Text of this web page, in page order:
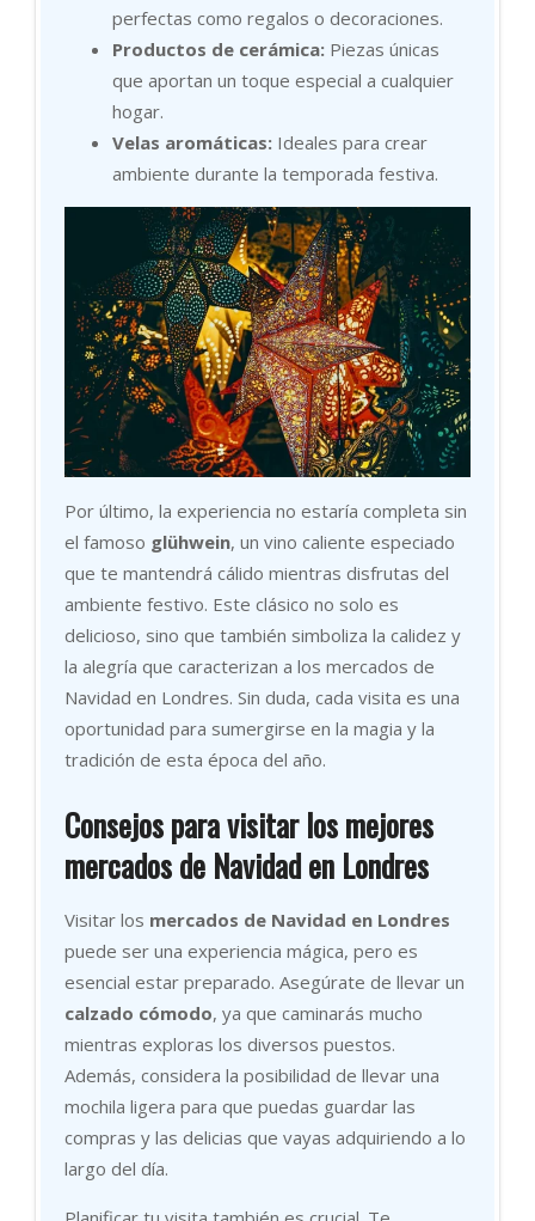
perfectas como regalos o decoraciones.
Productos de cerámica: Piezas únicas
que aportan un toque especial a cualquier
hogar.
Velas aromáticas: Ideales para crear
ambiente durante la temporada festiva.
Por último, la experiencia no estaría completa sin
el famoso glühwein, un vino caliente especiado
que te mantendrá cálido mientras disfrutas del
ambiente festivo. Este clásico no solo es
delicioso, sino que también simboliza la calidez y
la alegría que caracterizan a los mercados de
Navidad en Londres. Sin duda, cada visita es una
oportunidad para sumergirse en la magia y la
tradición de esta época del año.
Consejos para visitar los mejores
mercados de Navidad en Londres
Visitar los mercados de Navidad en Londres
puede ser una experiencia mágica, pero es
esencial estar preparado. Asegúrate de llevar un
calzado cómodo, ya que caminarás mucho
mientras exploras los diversos puestos.
Además, considera la posibilidad de llevar una
mochila ligera para que puedas guardar las
compras y las delicias que vayas adquiriendo a lo
largo del día.